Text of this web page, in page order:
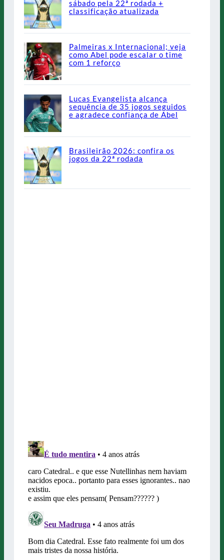
sábado pela 22ª rodada +
classificação atualizada
Palmeiras x Internacional; veja
como Abel pode escalar o time
com 1 reforço
Lucas Evangelista alcança
sequência de 35 jogos seguidos
e agradece confiança de Abel
Brasileirão 2026: confira os
jogos da 22ª rodada